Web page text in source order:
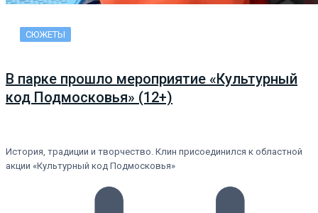
СЮЖЕТЫ
В парке прошло мероприятие «Культурный
код Подмосковья» (12+)
История, традиции и творчество. Клин присоединился к областной
акции «Культурный код Подмосковья»